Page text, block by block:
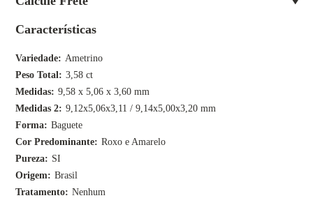
Características
Variedade
Ametrino
Peso Total
3,58 ct
Medidas
9,58 x 5,06 x 3,60 mm
Medidas 2
9,12x5,06x3,11 / 9,14x5,00x3,20 mm
Forma
Baguete
Cor Predominante
Roxo e Amarelo
Pureza
SI
Origem
Brasil
Tratamento
Nenhum